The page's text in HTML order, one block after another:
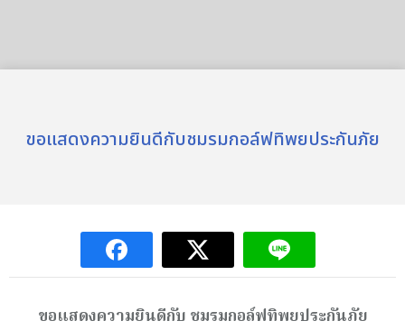
ขอแสดงความยินดีกับชมรมกอล์ฟทิพยประกันภัย
ขอแสดงความยินดีกับ ชมรมกอล์ฟทิพยประกันภัย